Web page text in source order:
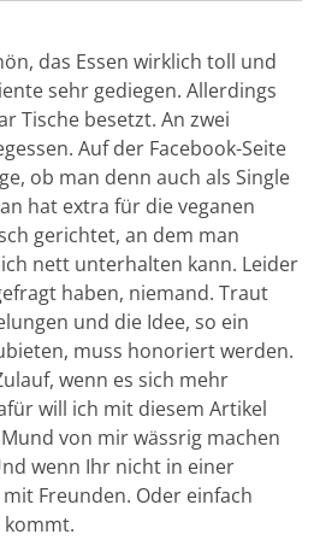
das Essen wirklich toll und
sehr gediegen. Allerdings
Tische besetzt. An zwei
Auf der Facebook-Seite
ob man denn auch als Single
hat extra für die veganen
gerichtet, an dem man
nett unterhalten kann. Leider
haben, niemand. Traut
und die Idee, so ein
muss honoriert werden.
wenn es sich mehr
will ich mit diesem Artikel
von mir wässrig machen
wenn Ihr nicht in einer
Freunden. Oder einfach
kommt.